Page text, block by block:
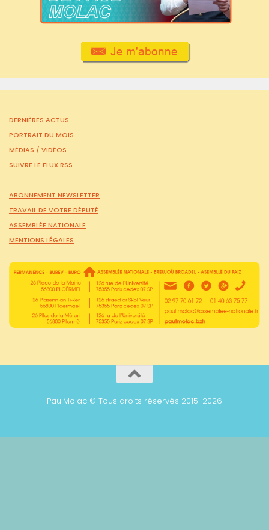
DERNIÈRES ACTUS
PORTRAIT DU MOIS
MÉDIAS / VIDÉOS
SUIVRE LE FLUX RSS
ABONNEMENT NEWSLETTER
TRAVAIL DE VOTRE DÉPUTÉ
ASSEMBLÉE NATIONALE
MENTIONS LÉGALES
PaulMolac © Tous droits réservés 2015-2026